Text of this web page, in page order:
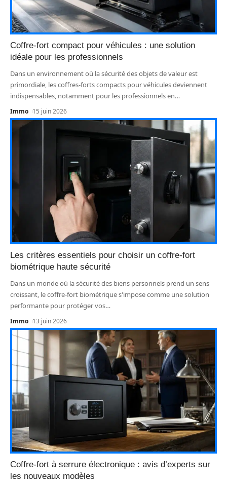
Coffre-fort compact pour véhicules : une solution
idéale pour les professionnels
Dans un environnement où la sécurité des objets de valeur est
primordiale, les coffres-forts compacts pour véhicules deviennent
indispensables, notamment pour les professionnels en…
Immo 15 juin 2026
Les critères essentiels pour choisir un coffre-fort
biométrique haute sécurité
Dans un monde où la sécurité des biens personnels prend un sens
croissant, le coffre-fort biométrique s'impose comme une solution
performante pour protéger vos…
Immo 13 juin 2026
Coffre-fort à serrure électronique : avis d’experts sur
les nouveaux modèles